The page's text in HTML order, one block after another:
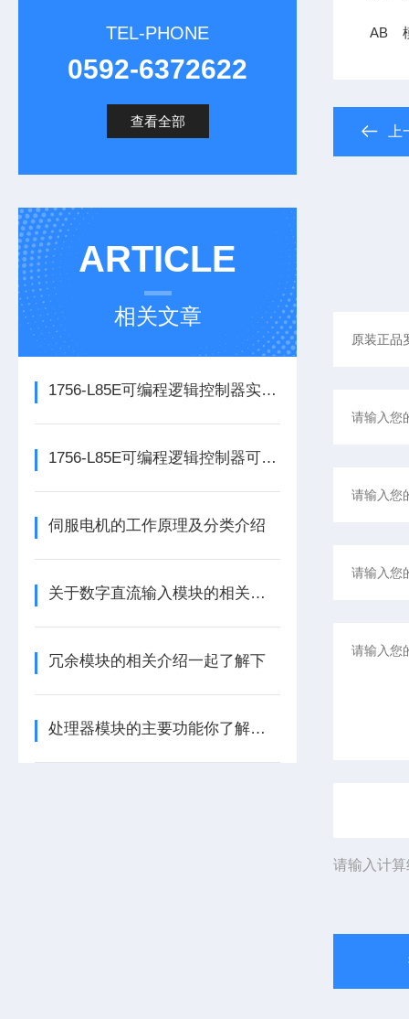
TEL-PHONE
0592-6372622
查看全部
ARTICLE
相关文章
1756-L85E可编程逻辑控制器实操应用常见问题分析及解决方法探讨
1756-L85E可编程逻辑控制器可满足多行业自动化精准控制需求
伺服电机的工作原理及分类介绍
关于数字直流输入模块的相关介绍
冗余模块的相关介绍一起了解下
处理器模块的主要功能你了解多少呢
AB
请输入计